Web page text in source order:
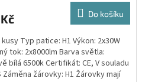
Do košíku
kusy Typ patice: H1 Výkon: 2x30W
tok: 2x8000lm Barva světla:
bílá 6500k Certifikát: CE, V souladu
Záměna žárovky: H1 Žárovky mají